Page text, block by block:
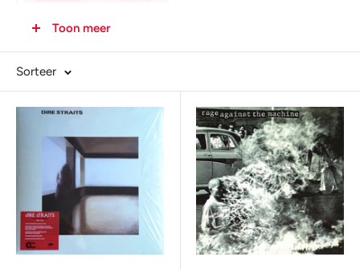
gedreven psych-funk versie van 'Jumpin Jack Flash' van
Ananda Shankar met knetterende percussie en groovy
baslijnen; de sprankelende indie-pop met fuzz-gitaren en
dansbare drums op 'Is This Love' van Pip Blom (en Alex
(Franz Ferdinand) Kapranos); de hyperactieve, stuiterende 2-
Tone ska op 'Inner London Violence' van Bad Manners; de
dromerige 90s alt-rock met warme gitaren en pulserende
groove op 'Lace Virginia' van An Emotional Fish; die laidback
indie-poppert 'Strange' van Villa Rosie; en die springerige
Toon meer
Sorteer